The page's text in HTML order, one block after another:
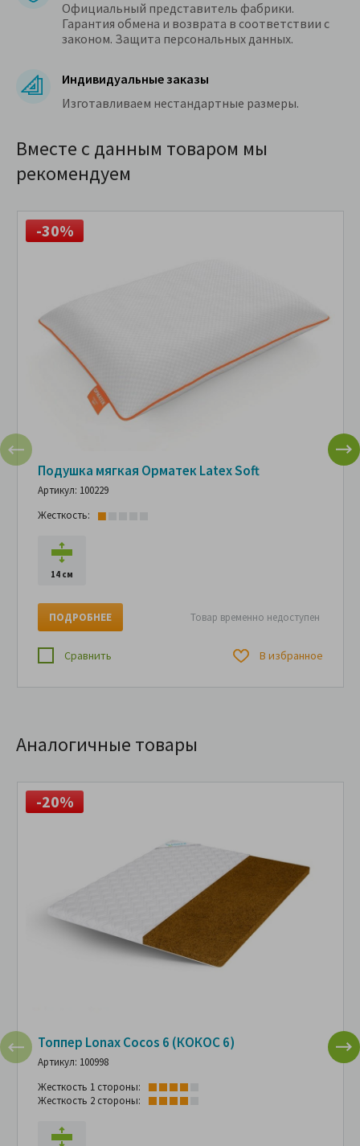
Официальный представитель фабрики.
Гарантия обмена и возврата в соответствии с
законом. Защита персональных данных.
Индивидуальные заказы
Изготавливаем нестандартные размеры.
Вместе с данным товаром мы
рекомендуем
-30%
Подушка мягкая Орматек Latex Soft
Артикул: 100229
Жесткость:
14 см
Товар временно недоступен
ПОДРОБНЕЕ
Сравнить В избранное
Аналогичные товары
-20%
Топпер Lonax Cocos 6 (КОКОС 6)
Артикул: 100998
Жесткость 1 стороны:
Жесткость 2 стороны: